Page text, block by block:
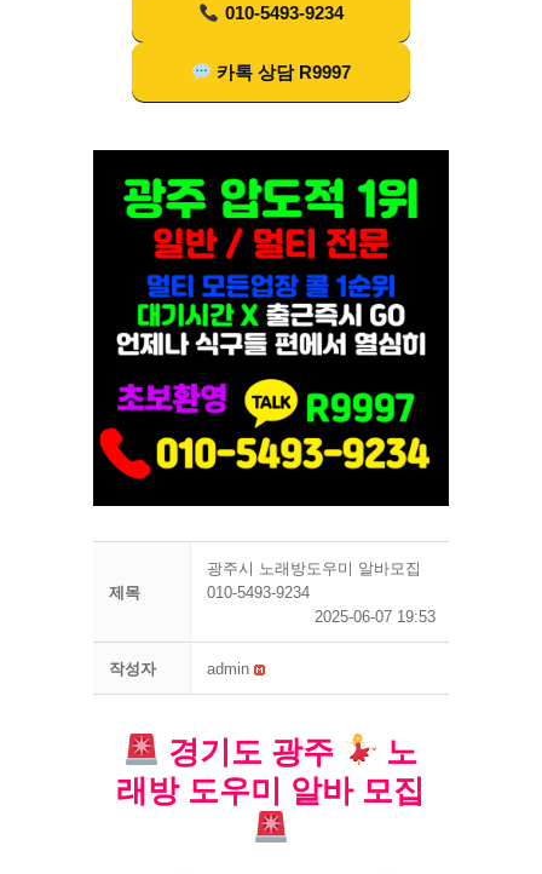
010-5493-9234
카톡 상담 R9997
제목
광주시 노래방도우미 알바모집
010-5493-9234
2025-06-07 19:53
작성자 admin
경기도 광주
노
래방 도우미 알바 모집